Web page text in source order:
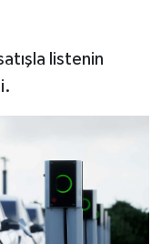
listenin